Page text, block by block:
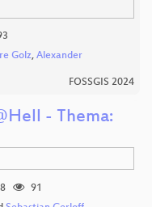
Golz, Alexander
FOSSGIS 2024
- Thema:
91